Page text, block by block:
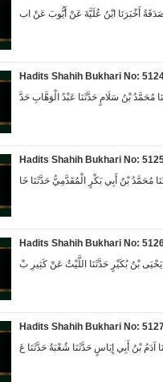
Hadits Shahih Bukhari No:
Hadits Shahih Bukhari No:
Hadits Shahih Bukhari No:
Hadits Shahih Bukhari No: